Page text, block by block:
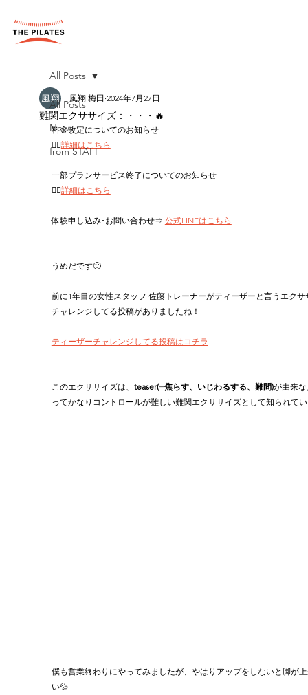
All Posts
News
from STAFF
All Posts
難関エクササイズ：・・・🔥
風翔 梅田 2024年7月27日
料金改定についてのお知らせ
👉🏻詳細はこちら
一部プランサービス終了についてのお知らせ
👉🏻詳細はこちら
体験申し込み･お問い合わせ⇒ 公式LINEはこちら
うめだです🙂
前に1年目の女性スタッフ 佐藤トレーナーがティーザーと言うエクサ
チャレンジしてる投稿がありましたね！
ティーザーチャレンジしてる投稿はコチラ
このエクササイズは、 teaser(=焦らす、いじわるする、難問)が由来
ってかなりコントロールが難しい難関エクササイズとして知られてい
僕も営業終わりにやってみましたが、やはりアップをしないと脚が
い💦